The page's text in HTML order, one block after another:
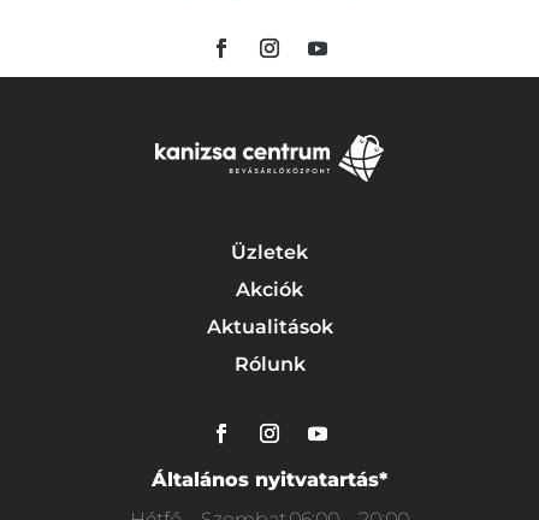
Üzletek
Akciók
Aktualitások
Rólunk
Általános nyitvatartás*